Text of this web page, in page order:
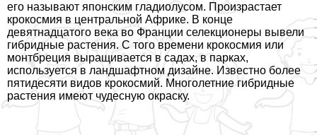
его называют японским гладиолусом. Произрастает
крокосмия в центральной Африке. В конце
девятнадцатого века во Франции селекционеры вывели
гибридные растения. С того времени крокосмия или
монтбреция выращивается в садах, в парках,
используется в ландшафтном дизайне. Известно более
пятидесяти видов крокосмий. Многолетние гибридные
растения имеют чудесную окраску.